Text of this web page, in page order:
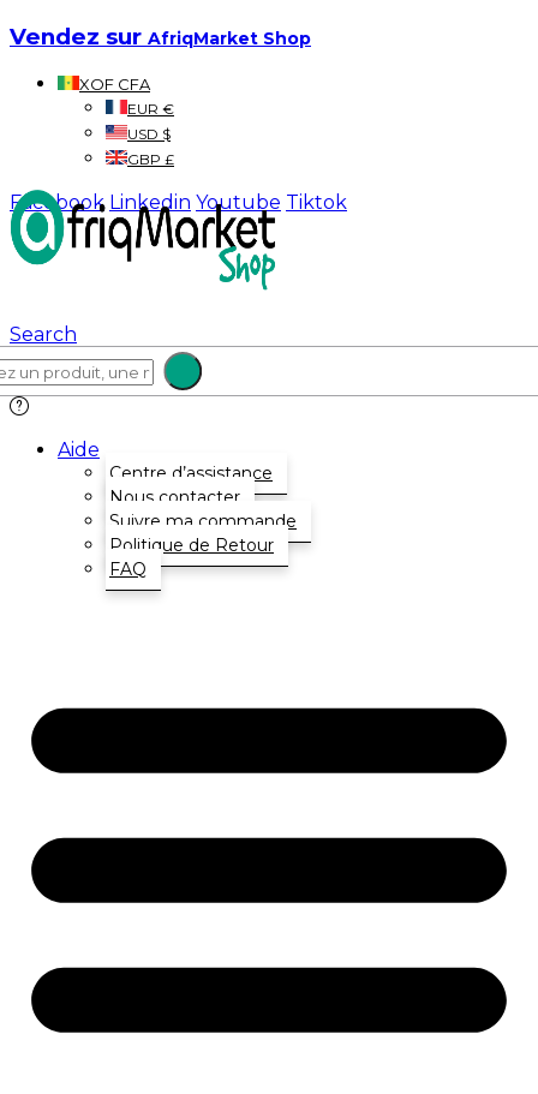
Vendez sur AfriqMarket Shop
XOF CFA
EUR €
USD $
GBP £
Facebook Linkedin Youtube Tiktok
Search
Aide
Centre d’assistance
Nous contacter
Suivre ma commande
Politique de Retour
FAQ